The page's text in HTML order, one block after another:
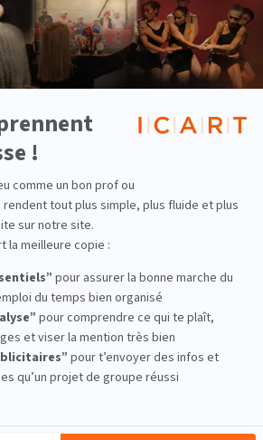
actualités
médias, nouvel
métiers de la culture